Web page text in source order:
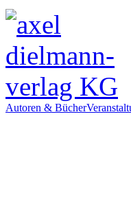
Autoren & Bücher